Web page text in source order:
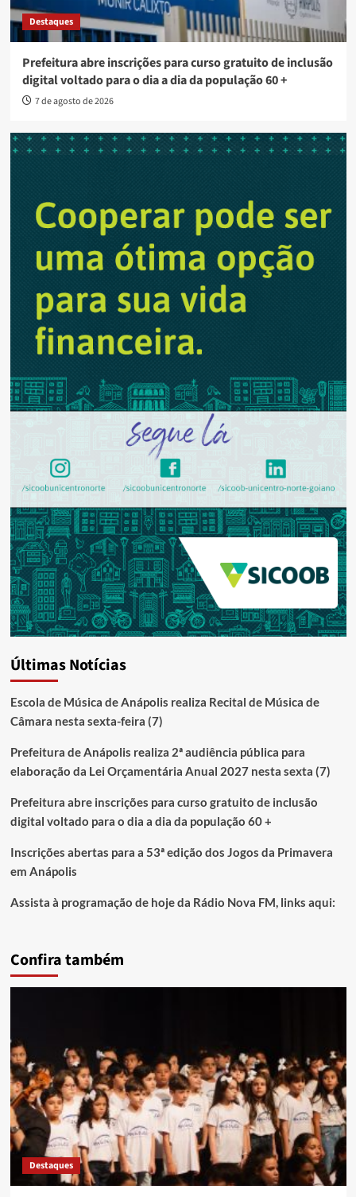
Destaques
Prefeitura abre inscrições para curso gratuito de inclusão
digital voltado para o dia a dia da população 60 +
7 de agosto de 2026
Últimas Notícias
Escola de Música de Anápolis realiza Recital de Música de
Câmara nesta sexta-feira (7)
Prefeitura de Anápolis realiza 2ª audiência pública para
elaboração da Lei Orçamentária Anual 2027 nesta sexta (7)
Prefeitura abre inscrições para curso gratuito de inclusão
digital voltado para o dia a dia da população 60 +
Inscrições abertas para a 53ª edição dos Jogos da Primavera
em Anápolis
Assista à programação de hoje da Rádio Nova FM, links aqui:
Confira também
Destaques